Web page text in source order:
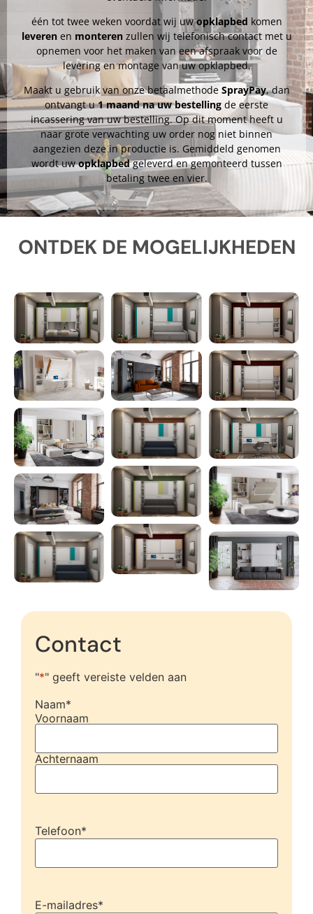
één tot twee weken voordat wij uwopklapbed komen
leverenen monterenzullen wij telefonisch contact met u
opnemen voor het maken van een afspraak voor de
levering en montage van uw opklapbed.
Maakt u gebruik van onze betaalmethode SprayPay, dan
ontvangt u1 maand na uw bestelling de eerste
incassering van uw bestelling. Op dit moment heeft u
naar grote verwachting uw order nog niet binnen
aangezien deze in productie is. Gemiddeld genomen
wordt uwopklapbedgeleverd en gemonteerd tussen
betaling twee en vier.
ONTDEK DE MOGELIJKHEDEN
Contact
"*" geeft vereiste velden aan
Naam*
Voornaam
Achternaam
Telefoon*
E-mailadres*